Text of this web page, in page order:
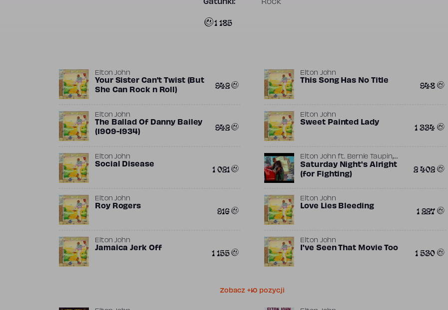
Gatunki: Rock
1 185
Elton John
Your Sister Can't Twist (But
She Can Rock n Roll)
942
Elton John
This Song Has No Title 948
Elton John
The Ballad Of Danny Bailey
(1909-1934)
942
Elton John
Sweet Painted Lady 1 334
Elton John
Social Disease 1 021
Elton John ft. Bernie Taupin,
Gus Dudgeon
Saturday Night's Alright
(for Fighting)
2 402
Elton John
Roy Rogers 916
Elton John
Love Lies Bleeding 1 227
Elton John
Jamaica Jerk Off 1 155
Elton John
I've Seen That Movie Too 1 530
Zobacz +10 pozycji